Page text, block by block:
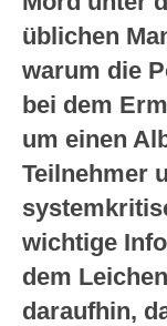
üblichen
warum die
bei dem
um einen
Teilnehmer
wichtige
dem
daraufhin,